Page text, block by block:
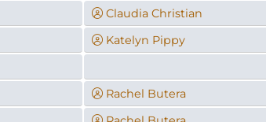
Claudia Christian
Katelyn Pippy
Rachel Butera